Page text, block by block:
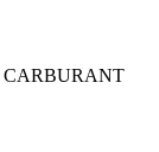
CARBURANT